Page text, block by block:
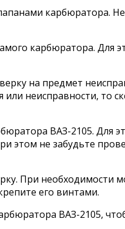
карбюратора.
карбюратора. Для
на предмет
неисправности, то
ВАЗ-2105. Для
этом не забудьте
При необходимости
его винтами.
ВАЗ-2105,